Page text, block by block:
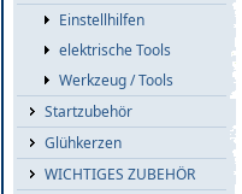
Einstellhilfen
elektrische Tools
Werkzeug / Tools
Startzubehör
Glühkerzen
WICHTIGES ZUBEHÖR